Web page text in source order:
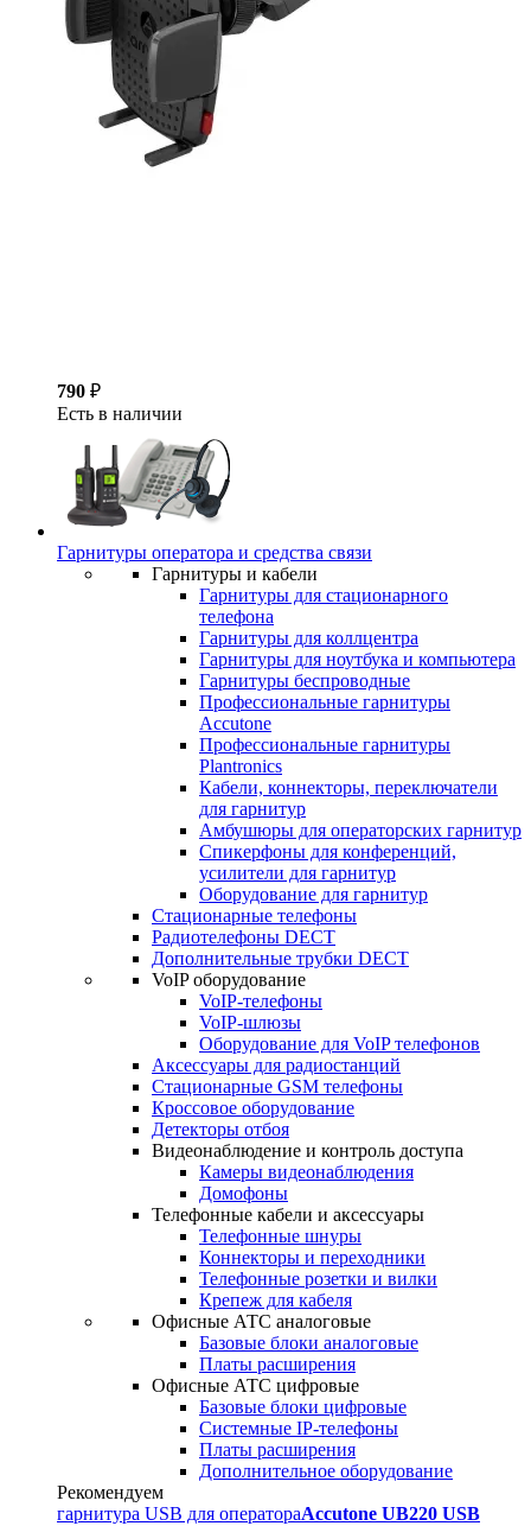
790 ₽
Есть в наличии
Гарнитуры оператора и средства связи
Гарнитуры и кабели
Гарнитуры для стационарного
телефона
Гарнитуры для коллцентра
Гарнитуры для ноутбука и компьютера
Гарнитуры беспроводные
Профессиональные гарнитуры
Accutone
Профессиональные гарнитуры
Plantronics
Кабели, коннекторы, переключатели
для гарнитур
Амбушюры для операторских гарнитур
Cпикерфоны для конференций,
усилители для гарнитур
Оборудование для гарнитур
Стационарные телефоны
Радиотелефоны DECT
Дополнительные трубки DECT
VoIP оборудование
VoIP-телефоны
VoIP-шлюзы
Оборудование для VoIP телефонов
Аксессуары для радиостанций
Стационарные GSM телефоны
Кроссовое оборудование
Детекторы отбоя
Видеонаблюдение и контроль доступа
Камеры видеонаблюдения
Домофоны
Телефонные кабели и аксессуары
Телефонные шнуры
Коннекторы и переходники
Телефонные розетки и вилки
Крепеж для кабеля
Офисные АТС аналоговые
Базовые блоки аналоговые
Платы расширения
Офисные АТС цифровые
Базовые блоки цифровые
Системные IP-телефоны
Платы расширения
Дополнительное оборудование
Рекомендуем
гарнитура USB для оператораAccutone UB220 USB